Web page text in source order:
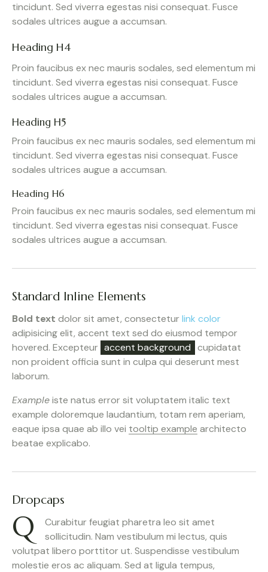
tincidunt. Sed viverra egestas nisi consequat. Fusce
sodales ultrices augue a accumsan.
Heading H4
Proin faucibus ex nec mauris sodales, sed elementum mi
tincidunt. Sed viverra egestas nisi consequat. Fusce
sodales ultrices augue a accumsan.
Heading H5
Proin faucibus ex nec mauris sodales, sed elementum mi
tincidunt. Sed viverra egestas nisi consequat. Fusce
sodales ultrices augue a accumsan.
Heading H6
Proin faucibus ex nec mauris sodales, sed elementum mi
tincidunt. Sed viverra egestas nisi consequat. Fusce
sodales ultrices augue a accumsan.
Standard Inline Elements
Bold text dolor sit amet, consecteturlink color
adipisicing elit, accent text sed do eiusmod tempor
hovered. Excepteur accent background cupidatat
non proident officia sunt in culpa qui deserunt mest
laborum.
Exampleiste natus error sit voluptatem italic text
example doloremque laudantium, totam rem aperiam,
eaque ipsa quae ab illo vei tooltip example architecto
beatae explicabo.
Dropcaps
Q
Curabitur feugiat pharetra leo sit amet
sollicitudin. Nam vestibulum mi lectus, quis
volutpat libero porttitor ut. Suspendisse vestibulum
molestie eros ac aliquam. Sed at ligula tempus,